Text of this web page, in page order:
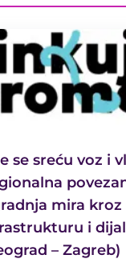
se sreću voz i
mira kroz
i
– Zagreb)